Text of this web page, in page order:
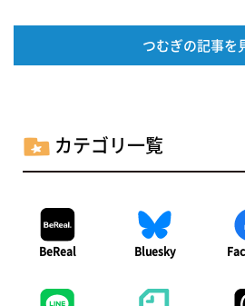
つむぎの記事を
カテゴリ一覧
BeReal Bluesky